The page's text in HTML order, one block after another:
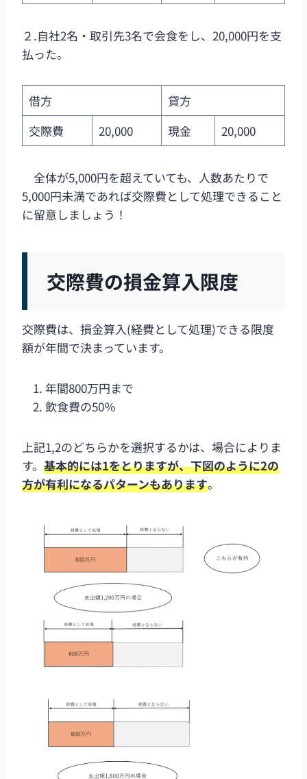
２.自社2名・取引先3名で会食をし、20,000円を支
払った。
借方
貸方
交際費
20,000 現金 20,000
全体が5,000円を超えていても、人数あたりで
5,000円未満であれば交際費として処理できること
に留意しましょう！
交際費の損金算入限度
交際費は、損金算入(経費として処理)できる限度
額が年間で決まっています。
年間800万円まで
飲食費の50％
上記1,2のどちらかを選択するかは、場合によりま
す。 基本的には1をとりますが、下図のように2の
方が有利になるパターンもあります。